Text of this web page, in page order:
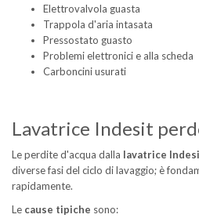
Elettrovalvola guasta
Trappola d'aria intasata
Pressostato guasto
Problemi elettronici e alla scheda
Carboncini usurati
Lavatrice Indesit
Le perdite d'acqua dalla lavatrice
diverse fasi del ciclo di lavaggio; è
rapidamente.
Le cause tipiche sono: